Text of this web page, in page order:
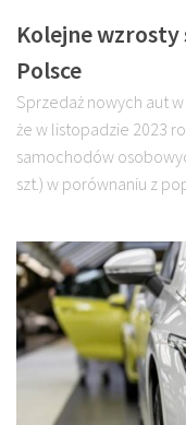
Kolejne
Polsce
Sprzedaż nowych aut w
że w listopadzie 2023
samochodów
szt.) w porównaniu z